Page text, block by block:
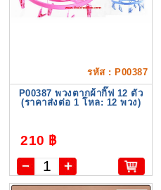
รหัส : P00387
P00387 พวงตากผ้ากิ๊ฟ 12 ตัว
(ราคาส่งต่อ 1 โหล: 12 พวง)
210 ฿